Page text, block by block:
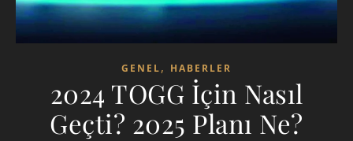
GENEL, HABERLER
2024 TOGG İçin Nasıl
Geçti? 2025 Planı Ne?